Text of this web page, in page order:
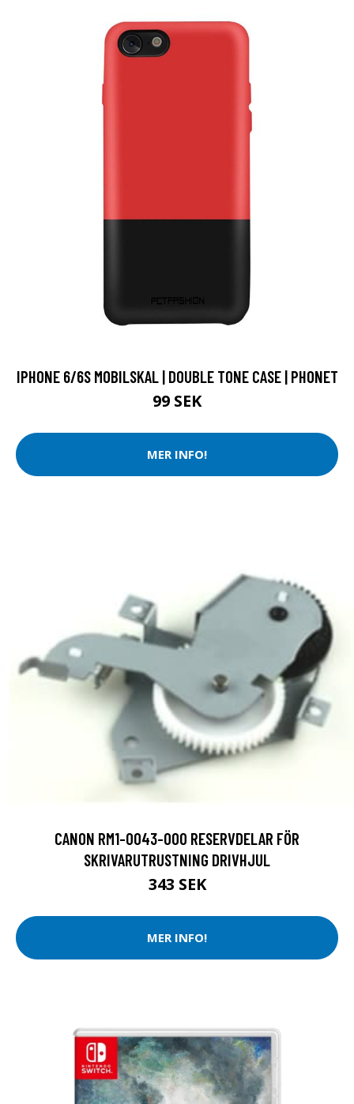
IPHONE 6/6S MOBILSKAL | DOUBLE TONE CASE | PHONET
99 SEK
MER INFO!
CANON RM1-0043-000 RESERVDELAR FÖR
SKRIVARUTRUSTNING DRIVHJUL
343 SEK
MER INFO!